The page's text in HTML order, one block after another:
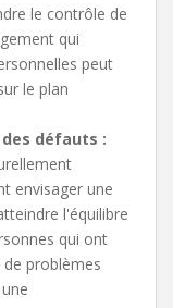
le contrôle de
qui
peut
le plan
défauts :
envisager une
l'équilibre
qui ont
problèmes